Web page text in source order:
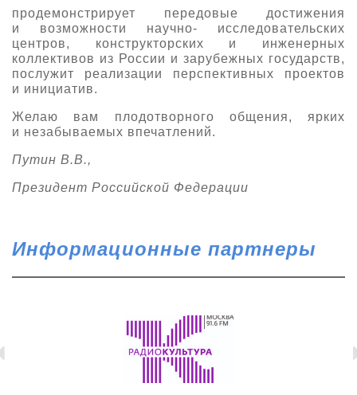
продемонстрирует передовые достижения
и возможности научно- исследовательских
центров, конструкторских и инженерных
коллективов из России и зарубежных государств,
послужит реализации перспективных проектов
и инициатив.
Желаю вам плодотворного общения, ярких
и незабываемых впечатлений.
Путин В.В.,
Президент Российской Федерации
Информационные партнеры